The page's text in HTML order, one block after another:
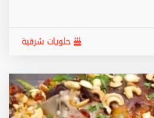
حلويات شرقية